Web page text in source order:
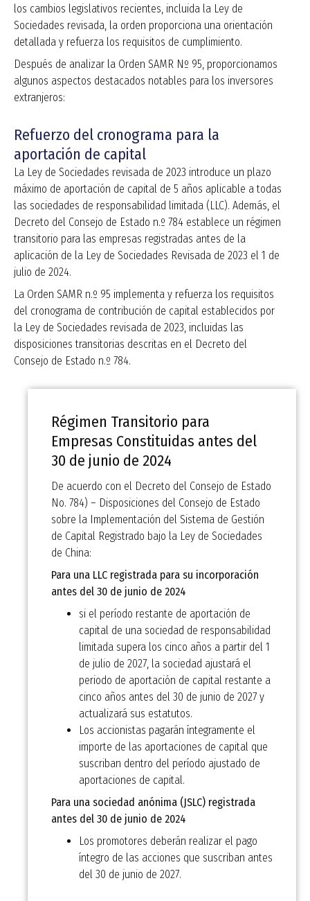
los cambios legislativos recientes, incluida la Ley de
Sociedades revisada, la orden proporciona una orientación
detallada y refuerza los requisitos de cumplimiento.
Después de analizar la Orden SAMR Nº 95, proporcionamos
algunos aspectos destacados notables para los inversores
extranjeros:
Refuerzo del cronograma para la
aportación de capital
La Ley de Sociedades revisada de 2023 introduce un plazo
máximo de aportación de capital de 5 años aplicable a todas
las sociedades de responsabilidad limitada (LLC). Además, el
Decreto del Consejo de Estado n.º 784 establece un régimen
transitorio para las empresas registradas antes de la
aplicación de la Ley de Sociedades Revisada de 2023 el 1 de
julio de 2024.
La Orden SAMR n.º 95 implementa y refuerza los requisitos
del cronograma de contribución de capital establecidos por
la Ley de Sociedades revisada de 2023, incluidas las
disposiciones transitorias descritas en el Decreto del
Consejo de Estado n.º 784.
Régimen Transitorio para
Empresas Constituidas antes del
30 de junio de 2024
De acuerdo con el Decreto del Consejo de Estado
No. 784) – Disposiciones del Consejo de Estado
sobre la Implementación del Sistema de Gestión
de Capital Registrado bajo la Ley de Sociedades
de China:
Para una LLC registrada para su incorporación
antes del 30 de junio de 2024
si el período restante de aportación de
capital de una sociedad de responsabilidad
limitada supera los cinco años a partir del 1
de julio de 2027, la sociedad ajustará el
periodo de aportación de capital restante a
cinco años antes del 30 de junio de 2027 y
actualizará sus estatutos.
Los accionistas pagarán íntegramente el
importe de las aportaciones de capital que
suscriban dentro del período ajustado de
aportaciones de capital.
Para una sociedad anónima (JSLC) registrada
antes del 30 de junio de 2024
Los promotores deberán realizar el pago
íntegro de las acciones que suscriban antes
del 30 de junio de 2027.